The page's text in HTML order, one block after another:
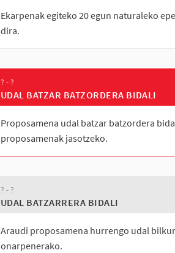
Ekarpenak egiteko 20 egun naturaleko
dira.
? - ?
UDAL BATZAR BATZORDERA BIDALI
Proposamena udal batzar batzordera
proposamenak jasotzeko.
? - ?
UDAL BATZARRERA BIDALI
Araudi proposamena hurrengo udal
onarpenerako.